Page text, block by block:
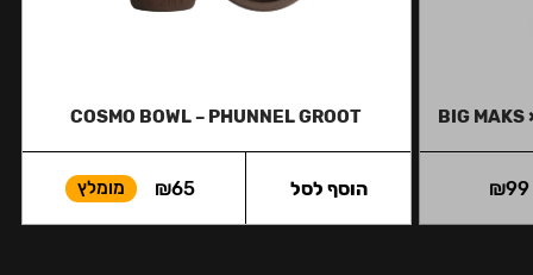
BIG MAKS
₪99
COSMO BOWL – PHUNNEL GROOT
₪65 מומלץ הוסף לסל